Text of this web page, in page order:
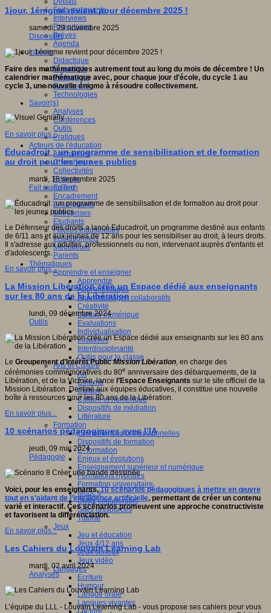
Faits marquants
Interviews
Reportages
Brèves
Agenda
Innover
Didactique
Dispositifs
Pédagogie
Recherche
Technologies
Savoir(s)
Analyses
Conférences
Outils
Pratiques
Acteurs de l'éducation
Animateurs
Chercheurs
Collectivités
Editeurs
EdTech
Encadrement
Enseignants
Entreprises
Etudiants
Filières industrielles
Institutionnels
Médiateurs
Parents
Thématiques
Apprendre et enseigner
Apprendre
Apprentissages
Apprentissages collaboratifs
Créativité
Culture numérique
Evaluations
Individualisation
Initiatives
Interdisciplinarité
Outils pour la classe
Arts et Culture
Art
Cinéma
Culture
Culture et numérique
Dispositifs de médiation
Littérature
Formation
Compétences professionnelles
Dispositifs de formation
E- formation
Enjeux et évolutions
Enseignement supérieur et numérique
Formations hybrides
Formation universitaire
Mooc’s
Outils collaboratifs
Sites ressources
Tutorat
Jeux
Jeu et éducation
Jeux 4/12 ans
Jeux sérieux
Jeux vidéo
Langages
Ecriture
Humour
Langue orale
Langues vivantes
Lecture
1jour, 1énigme revient pour décembre 2025 !
samedi, 29 novembre 2025
Dispositifs
Faire des mathématiques autrement tout au long du mois de décembre ! Un
calendrier mathématique avec, pour chaque jour d'école, du cycle 1 au
cycle 3, une nouvelle énigme à résoudre collectivement.
En savoir plus...
Éducadroit : un programme de sensibilisation et de formation
au droit pour les jeunes publics
mardi, 16 septembre 2025
Fait marquant
Le Défenseur des droits a lancé Educadroit, un programme destiné aux enfants
de 6/11 ans et aux jeunes de 12 ans pour les sensibiliser au droit, à leurs droits.
Il s'adresse aux adultes, professionnels ou non, intervenant auprès d'enfants et
d'adolescents.
En savoir plus...
La Mission Libération crée un Espace dédié aux enseignants
sur les 80 ans de la Libération
lundi, 09 décembre 2024
Outils
Le Groupement d’Intérêt PublicMission Libération, en charge des
cérémonies commémoratives du 80e anniversaire des débarquements, de la
Libération, et de la Victoire, lance l’Espace Enseignants sur le site officiel de la
Mission Libération. Destiné aux équipes éducatives, il constitue une nouvelle
boîte à ressources pour les 80 ans de la Libération.
En savoir plus...
10 scénarios pédagogiques avec l’IA
jeudi, 09 mai 2024
Pédagogie
Voici, pour les enseignants,10 scénarios pédagogiques à mettre en œuvre
tout en s’aidant de l’intelligence artificielle, permettant de créer un contenu
varié et interactif. Ces scénarios promeuvent une approche constructiviste
et favorisent la différenciation.
En savoir plus...
Les Cahiers du Louvain Learning Lab
mardi, 02 avril 2024
Analyses
L’équipe du LLL - Louvain Learning Lab - vous propose ses cahiers pour vous